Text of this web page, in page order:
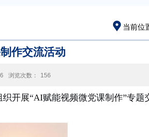
当前位
作交流活动
浏览次数： 156
开展“AI赋能视频微党课制作”专题